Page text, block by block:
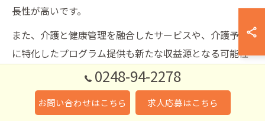
長性が高いです。
また、介護と健康管理を融合したサービスや、介護予防
に特化したプログラム提供も新たな収益源となる可能性
があり、投資家としては市場の変化に合わせた柔軟な事
業展開を評価しています。
0248-94-2278
お問い合わせはこちら 求人応募はこちら